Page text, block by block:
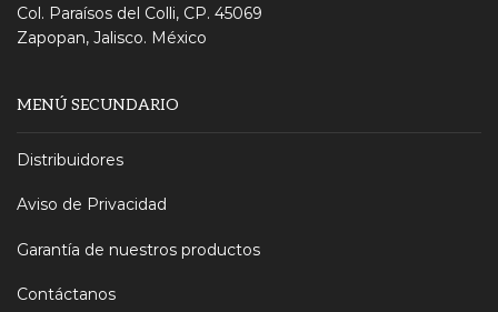
Col. Paraísos del Colli, CP. 45069
Zapopan, Jalisco. México
MENÚ SECUNDARIO
Distribuidores
Aviso de Privacidad
Garantía de nuestros productos
Contáctanos